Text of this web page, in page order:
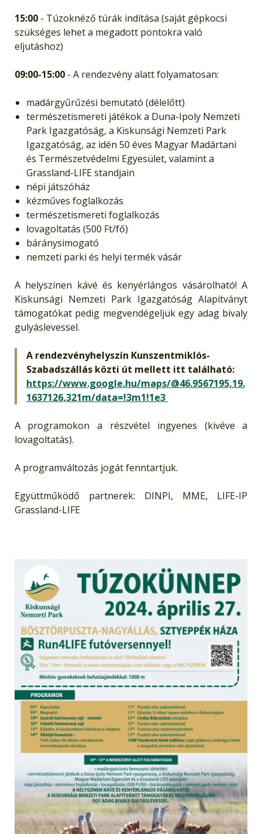
15:00- Túzoknéző túrák indítása (saját gépkocsi
szükséges lehet a megadott pontokra való
eljutáshoz)
09:00-15:00- A rendezvény alatt folyamatosan:
madárgyűrűzési bemutató (délelőtt)
természetismereti játékok a Duna-Ipoly Nemzeti
Park Igazgatóság, a Kiskunsági Nemzeti Park
Igazgatóság, az idén 50 éves Magyar Madártani
és Természetvédelmi Egyesület, valamint a
Grassland-LIFE standjain
népi játszóház
kézműves foglalkozás
természetismereti foglalkozás
lovagoltatás (500 Ft/fő)
báránysimogató
nemzeti parki és helyi termék vásár
A helyszínen kávé és kenyérlángos vásárolható! A
Kiskunsági Nemzeti Park Igazgatóság Alapítványt
támogatókat pedig megvendégeljük egy adag bivaly
gulyáslevessel.
A rendezvényhelyszín Kunszentmiklós-
Szabadszállás közti út mellett itt található:
https://www.google.hu/maps/@46.9567195,19.
1637126,321m/data=!3m1!1e3
A programokon a részvétel ingyenes (kivéve a
lovagoltatás).
A programváltozás jogát fenntartjuk.
Együttműködő partnerek: DINPI, MME, LIFE-IP
Grassland-LIFE